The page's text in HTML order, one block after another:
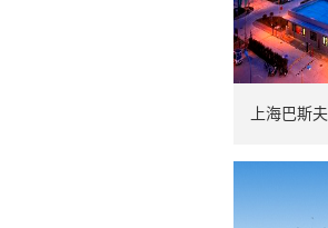
上海巴斯夫